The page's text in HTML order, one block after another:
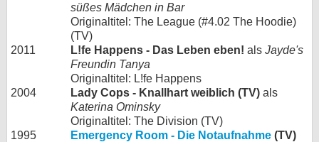
süßes Mädchen in Bar
Originaltitel: The League (#4.02 The Hoodie)
(TV)
2011
L!fe Happens - Das Leben eben! als Jayde's
Freundin Tanya
Originaltitel: L!fe Happens
2004
Lady Cops - Knallhart weiblich (TV) als
Katerina Ominsky
Originaltitel: The Division (TV)
1995
Emergency Room - Die Notaufnahme (TV)